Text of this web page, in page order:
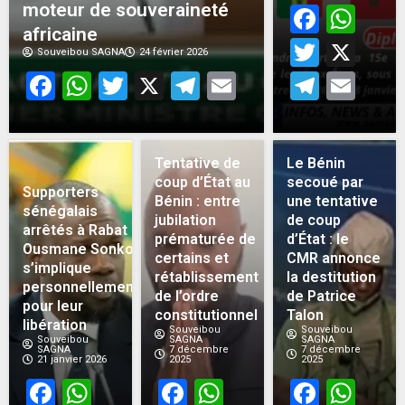
moteur de souveraineté
africaine
Souveibou SAGNA 24 février 2026
Facebook
WhatsApp
Twitter
X Telegram
Email
X
Supporters
sénégalais
arrêtés à Rabat :
Ousmane Sonko
s’implique
personnellement
pour leur
libération
Souveibou
SAGNA
21 janvier 2026
Facebook
WhatsApp
Tentative de
coup d’État au
Bénin : entre
jubilation
prématurée de
certains et
rétablissement
de l’ordre
constitutionnel
Souveibou
SAGNA
7 décembre
2025
Facebook
WhatsApp
Le Bénin
secoué par
une tentative
de coup
d’État : le
CMR annonce
la destitution
de Patrice
Talon
Souveibou
SAGNA
7 décembre
2025